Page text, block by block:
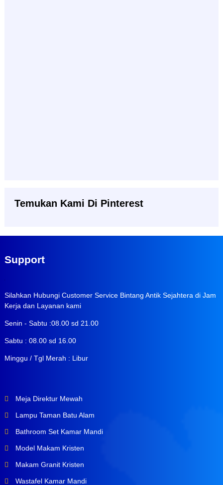
Temukan Kami Di Pinterest
Support
Silahkan Hubungi Customer Service Bintang Antik Sejahtera di Jam
Kerja dan Layanan kami
Senin - Sabtu :08.00 sd 21.00
Sabtu : 08.00 sd 16.00
Minggu / Tgl Merah : Libur
Meja Direktur Mewah
Lampu Taman Batu Alam
Bathroom Set Kamar Mandi
Model Makam Kristen
Makam Granit Kristen
Wastafel Kamar Mandi